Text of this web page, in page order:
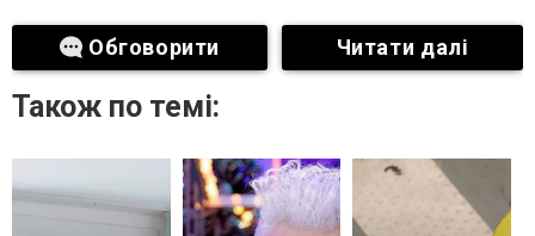
Обговорити Читати далі
Також по темі: